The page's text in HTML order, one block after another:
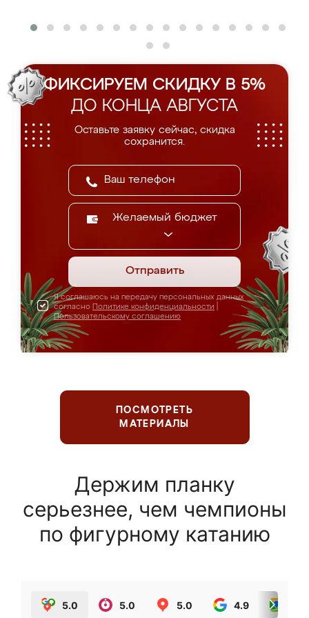
ФИКСИРУЕМ СКИДКУ В 5%
ДО КОНЦА АВГУСТА
Оставьте заявку сейчас, скидка
сохранится.
Желаемый бюджет
Отправить
Я соглашаюсь на передачу персональных данных
согласно Политике конфиденциальности
Пользовательскому соглашению
ПОСМОТРЕТЬ
МАТЕРИАЛЫ
Держим планку
серьезнее, чем чемпионы
по фигурному катанию
5.0 5.0 5.0 4.9